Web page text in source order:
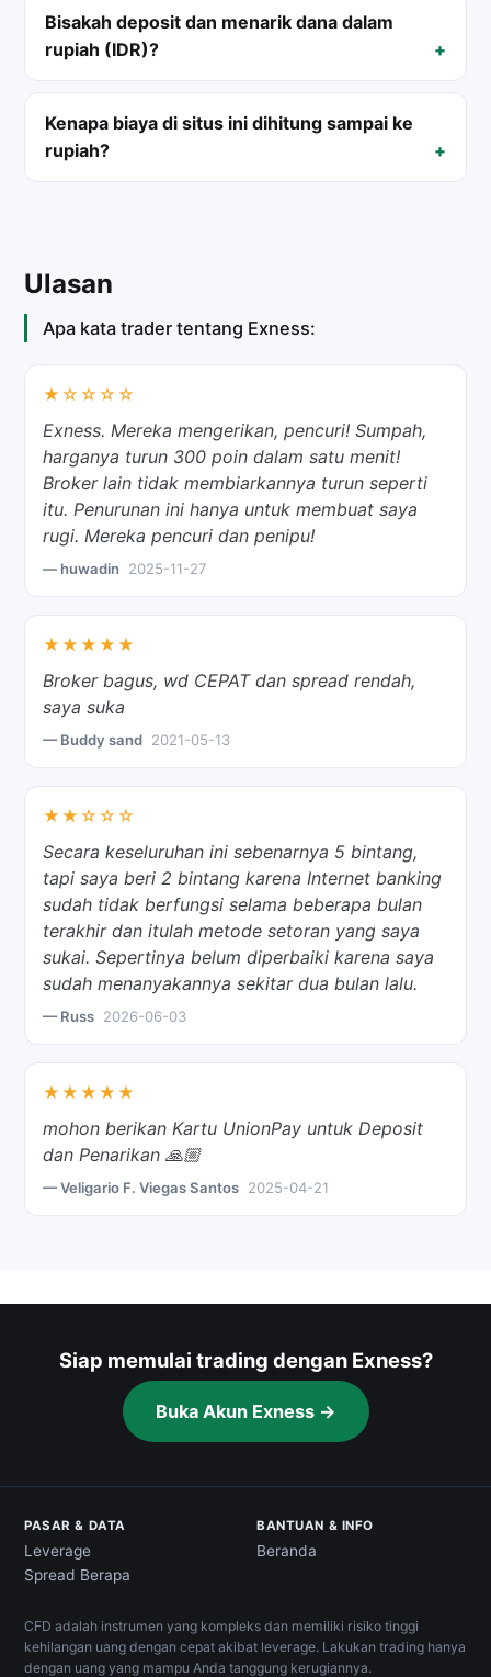
Bisakah deposit dan menarik dana dalam
rupiah (IDR)?
Kenapa biaya di situs ini dihitung sampai ke
rupiah?
Ulasan
Apa kata trader tentang Exness:
★☆☆☆☆
Exness. Mereka mengerikan, pencuri! Sumpah,
harganya turun 300 poin dalam satu menit!
Broker lain tidak membiarkannya turun seperti
itu. Penurunan ini hanya untuk membuat saya
rugi. Mereka pencuri dan penipu!
— huwadin 2025-11-27
★★★★★
Broker bagus, wd CEPAT dan spread rendah,
saya suka
— Buddy sand 2021-05-13
★★☆☆☆
Secara keseluruhan ini sebenarnya 5 bintang,
tapi saya beri 2 bintang karena Internet banking
sudah tidak berfungsi selama beberapa bulan
terakhir dan itulah metode setoran yang saya
sukai. Sepertinya belum diperbaiki karena saya
sudah menanyakannya sekitar dua bulan lalu.
— Russ 2026-06-03
★★★★★
mohon berikan Kartu UnionPay untuk Deposit
dan Penarikan 🙏🏼
— Veligario F. Viegas Santos 2025-04-21
Siap memulai trading dengan Exness?
Buka Akun Exness →
PASAR & DATA
Leverage
Spread Berapa
BANTUAN & INFO
Beranda
CFD adalah instrumen yang kompleks dan memiliki risiko tinggi
kehilangan uang dengan cepat akibat leverage. Lakukan trading hanya
dengan uang yang mampu Anda tanggung kerugiannya.